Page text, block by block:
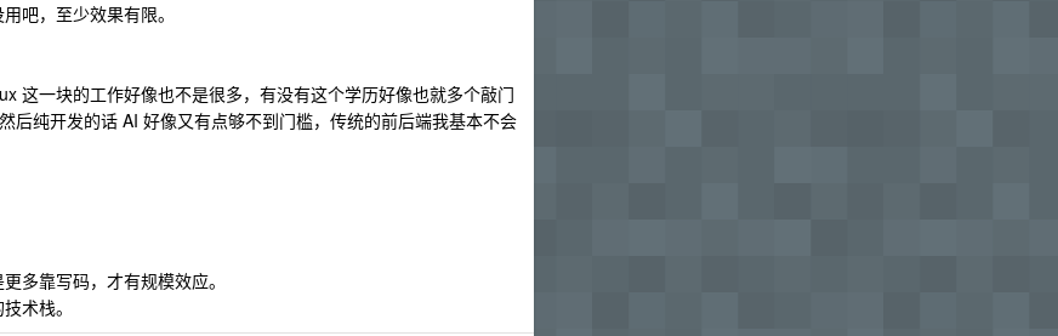
吧，至少效果有限。
这一块的工作好像也不是很多，有没有这个学历好像也就多个敲门
后纯开发的话 AI 好像又有点够不到门槛，传统的前后端我基本不会
多靠写码，才有规模效应。
术栈。